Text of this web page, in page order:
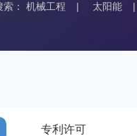
： 机械工程 | 太阳能 |
专利许可